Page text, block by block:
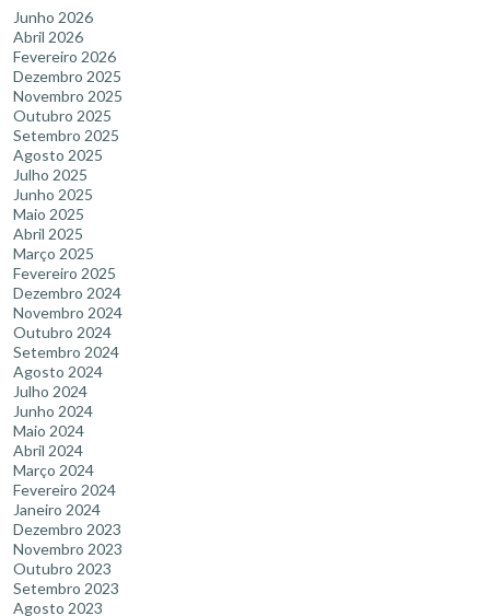
Junho 2026
Abril 2026
Fevereiro 2026
Dezembro 2025
Novembro 2025
Outubro 2025
Setembro 2025
Agosto 2025
Julho 2025
Junho 2025
Maio 2025
Abril 2025
Março 2025
Fevereiro 2025
Dezembro 2024
Novembro 2024
Outubro 2024
Setembro 2024
Agosto 2024
Julho 2024
Junho 2024
Maio 2024
Abril 2024
Março 2024
Fevereiro 2024
Janeiro 2024
Dezembro 2023
Novembro 2023
Outubro 2023
Setembro 2023
Agosto 2023